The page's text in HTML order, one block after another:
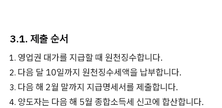
3.1. 제출 순서
영업권 대가를 지급할 때 원천징수합니다.
다음 달 10일까지 원천징수세액을 납부합니다.
다음 해 2월 말까지 지급명세서를 제출합니다.
양도자는 다음 해 5월 종합소득세 신고에 합산합니다.